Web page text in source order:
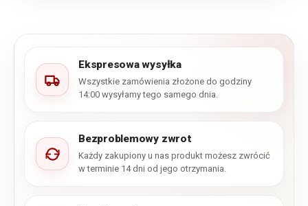
Ekspresowa wysyłka
Wszystkie zamówienia złożone do godziny
14:00 wysyłamy tego samego dnia.
Bezproblemowy zwrot
Każdy zakupiony u nas produkt możesz zwrócić
w terminie 14 dni od jego otrzymania.